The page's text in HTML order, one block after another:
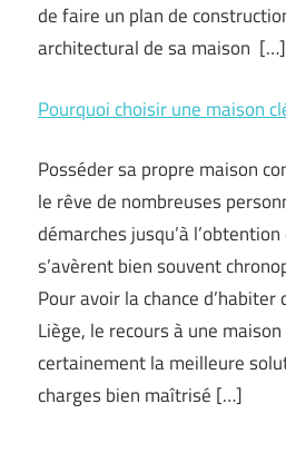
de faire un plan de
architectural de sa maison […]
Pourquoi choisir une maison
Posséder sa propre maison
le rêve de nombreuses
démarches jusqu’à
s’avèrent bien souvent
Pour avoir la chance d’habiter
Liège, le recours à une
certainement la meilleure
charges bien maîtrisé […]